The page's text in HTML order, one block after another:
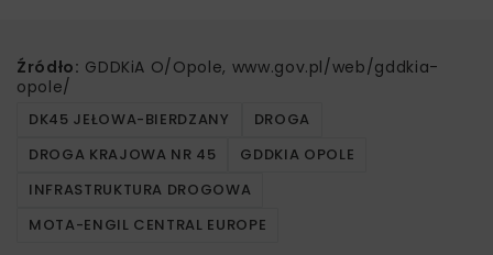
Źródło: GDDKiA O/Opole, www.gov.pl/web/gddkia-
opole/
DK45 JEŁOWA-BIERDZANY
DROGA
DROGA KRAJOWA NR 45
GDDKIA OPOLE
INFRASTRUKTURA DROGOWA
MOTA-ENGIL CENTRAL EUROPE